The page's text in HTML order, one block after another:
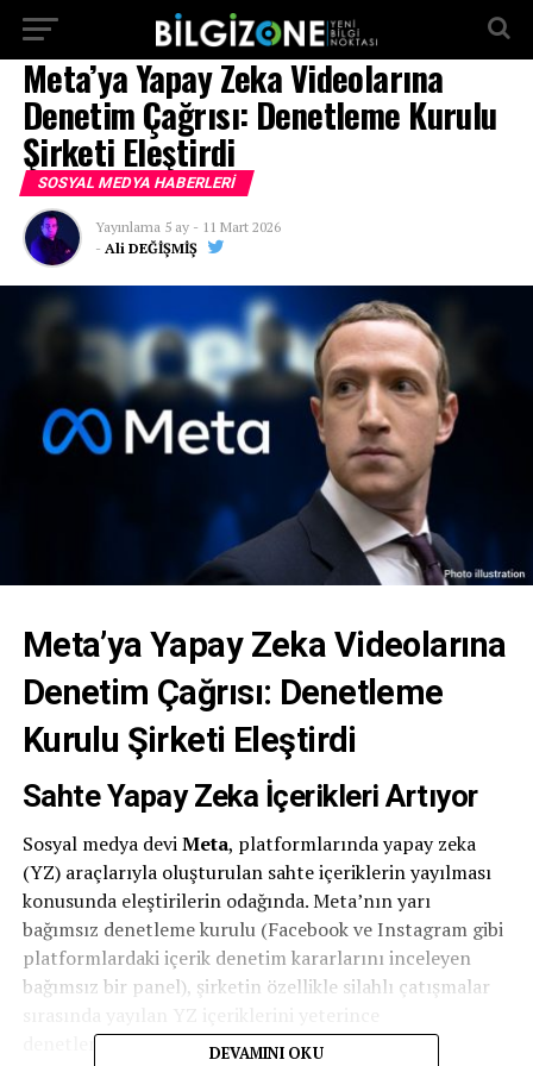
Meta’ya Yapay Zeka Videolarına
Denetim Çağrısı: Denetleme Kurulu
Şirketi Eleştirdi
SOSYAL MEDYA HABERLERI
Yayınlama 5 ay - 11 Mart 2026
- Ali DEĞİŞMİŞ
Meta’ya Yapay Zeka Videolarına
Denetim Çağrısı: Denetleme
Kurulu Şirketi Eleştirdi
Sahte Yapay Zeka İçerikleri Artıyor
Sosyal medya deviMeta, platformlarında yapay zeka
(YZ) araçlarıyla oluşturulan sahte içeriklerin yayılması
konusunda eleştirilerin odağında. Meta’nın yarı
bağımsız denetleme kurulu (Facebook ve Instagram gibi
platformlardaki içerik denetim kararlarını inceleyen
bağımsız bir panel), şirketin özellikle silahlı çatışmalar
denetlemediğini vurguladı.DEVAMINI OKU